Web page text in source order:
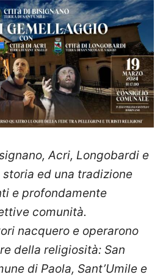
Acri, Longobardi e
ed una tradizione
e profondamente
comunità.
nacquero e operarono
della religiosità: San
di Paola, Sant’Umile e